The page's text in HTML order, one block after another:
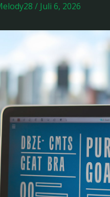
/ Juli 6, 2026